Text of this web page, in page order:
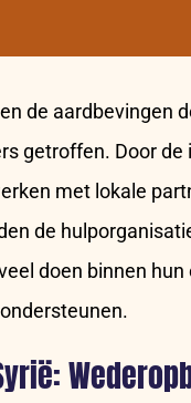
de aardbevingen
getroffen. Door de
met lokale
de
doen binnen hun